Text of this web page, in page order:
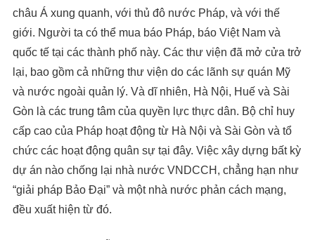
châu Á xung quanh, với thủ đô nước Pháp, và với thế
giới. Người ta có thể mua báo Pháp, báo Việt Nam và
quốc tế tại các thành phố này. Các thư viện đã mở cửa trở
lại, bao gồm cả những thư viện do các lãnh sự quán Mỹ
và nước ngoài quản lý. Và dĩ nhiên, Hà Nội, Huế và Sài
Gòn là các trung tâm của quyền lực thực dân. Bộ chỉ huy
cấp cao của Pháp hoạt động từ Hà Nội và Sài Gòn và tổ
chức các hoạt động quân sự tại đây. Việc xây dựng bất kỳ
dự án nào chống lại nhà nước VNDCCH, chẳng hạn như
“giải pháp Bảo Đại” và một nhà nước phản cách mạng,
đều xuất hiện từ đó.